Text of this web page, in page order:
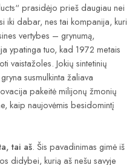
prasidėjo prieš daugiau nei
iki dabar, nes tai kompanija, kuri
vertybes – grynumą,
ypatinga tuo, kad 1972 metais
vaistažoles. Jokių sintetinių
susmulkinta žaliava
pakeitė milijonų žmonių
kaip naujovėmis besidomintį
tai aš. Šis pavadinimas gimė iš
didybei, kurią aš nešu savyje